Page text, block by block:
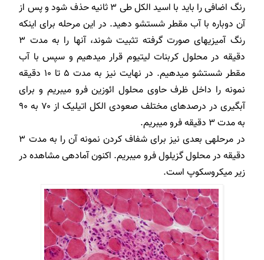
رنگ اضافی را باید با اسید الکل طی ۳ ثانیه حذف شود و پس از
آن دوباره با آب مقطر شستشو دهید. در این مرحله برای اینکه
رنگ­ آمیزی­های صورت گرفته تثبیت شوند، آنها را به مدت ۳
دقیقه در محلول کربنات لیتیوم قرار می­دهیم و سپس با آب
مقطر شستشو می­دهیم. در نهایت نیز به مدت ۵ تا ۱۰ دقیقه
نمونه را داخل ظرف حاوی محلول ائوزین فرو می­بریم و برای
آبگیری در درصدهای مختلف صعودی الکل اتیلیک از ۷۰ به ۹۰
به مدت ۳ دقیقه فرو می­بریم.
در مرحله­ی بعدی نیز برای شفاف کردن نمونه آن را به مدت ۳
دقیقه در محلول گزیلول فرو می­بریم. اکنون آماده­ی مشاهده در
زیر میکروسکوپ است.